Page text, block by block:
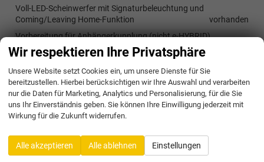
Voll-LED-Scheinwerfer mit Signaturbeleuchtung und
Coming/Leaving Home-Funktion
vorhanden
Vorbereitung für Anhängerkupplung (nicht e-HYBRID)
Räder & Technik
19 Zoll POLAR Leichtmetallfelgen, Schwarz/Silber vorhanden
Eingebaute Extras
Pakete
Wir respektieren Ihre Privatsphäre
Unsere Website setzt Cookies ein, um unsere Dienste für Sie
bereitzustellen. Hierbei berücksichtigen wir Ihre Auswahl und verarbeiten
nur die Daten für Marketing, Analytics und Personalisierung, für die Sie
uns Ihr Einverständnis geben. Sie können Ihre Einwilligung jederzeit mit
Wirkung für die Zukunft widerrufen.
Alle akzeptieren Alle ablehnen Einstellungen